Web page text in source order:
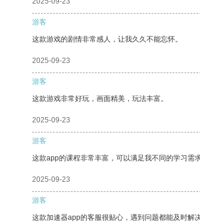
游客
这款游戏的剧情非常感人，让我久久不能忘怀。
2025-09-23
游客
这款游戏非常好玩，画面精美，玩法丰富。
2025-09-23
游客
这款app的课程非常丰富，可以满足我不同的学习需
2025-09-23
游客
这款加速器app的客服很贴心，遇到问题都能及时解